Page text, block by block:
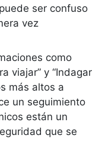
ser confuso
vez
como
viajar” y “Indagar
más altos a
un seguimiento
están un
que se